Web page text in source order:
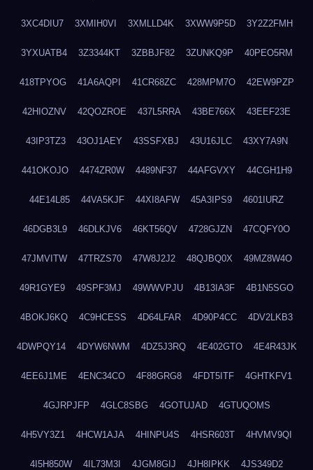
3XC4DIU7 3XMIH0VI 3XMLLD4K 3XWW9P5D 3Y2Z2FMH
3YXUATB4 3Z3344KT 3ZBBJF82 3ZUNKQ9P 40PEO5RM
418TPYOG 41A6AQPI 41CR68ZC 428MPM7O 42EW9PZP
42HIOZNV 42QOZROE 437L5RRA 43BE766X 43EEF23E
43IP3TZ3 43OJ1AEY 43SSFXBJ 43U16JLC 43XY7A9N
441OKOJO 4474ZR0W 4489NF37 44AFGVXY 44CGH1H9
44E14L85 44VA5KJF 44XI8AFW 45A3IPS9 4601IURZ
46DGB3L9 46DLKJV6 46KT56QV 4728GJZN 47CQFY0O
47JMVITW 47TRZS70 47W8J2J2 48QJBQ0X 49MZ8W4O
49R1GYE9 49SPF3MJ 49WWVPJU 4B13IA3F 4B1N5SGO
4BOKJ6KQ 4C9HCESS 4D64LFAR 4D90P4CC 4DV2LKB3
4DWPQY14 4DYW6NWM 4DZ5J3RQ 4E402GTO 4E4R43JK
4EE6J1ME 4ENC34CO 4F88GRG8 4FDT5ITF 4GHTKFV1
4GJRPJFP 4GLC8SBG 4GOTUJAD 4GTUQOMS
4H5VY3Z1 4HCW1AJA 4HINPU4S 4HSR603T 4HVMV9QI
4I5H850W 4IL73M3I 4JGM8GIJ 4JH8IPKK 4JS349D2